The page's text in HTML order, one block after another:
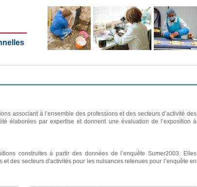
associant à l’ensemble des professions et des secteurs d’activité des
élaborées par expertise et donnent une évaluation de l’exposition à
construites à partir des données de l’enquête Sumer2003. Elles
des secteurs d'activités pour les nuisances retenues pour l’enquête en